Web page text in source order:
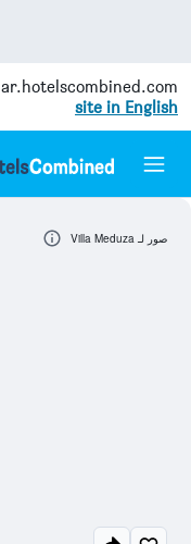
ar.hotelscombined.com
site in English
صور لـ Villa Meduza